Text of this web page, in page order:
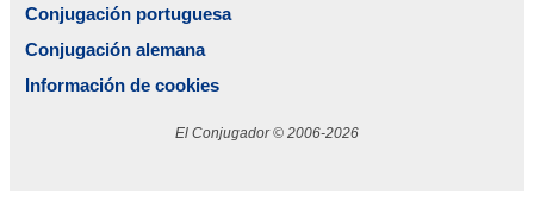
Conjugación portuguesa
Conjugación alemana
Información de cookies
El Conjugador © 2006-2026